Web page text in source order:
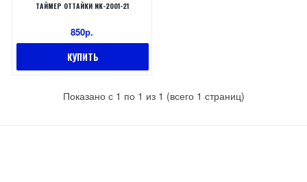
ТАЙМЕР ОТТАЙКИ NK-2001-21
850р.
КУПИТЬ
Показано с 1 по 1 из 1 (всего 1 страниц)